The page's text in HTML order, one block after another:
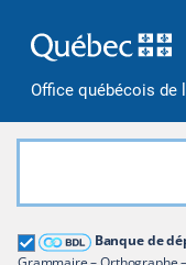
Office québécois de
Banque de
Grand